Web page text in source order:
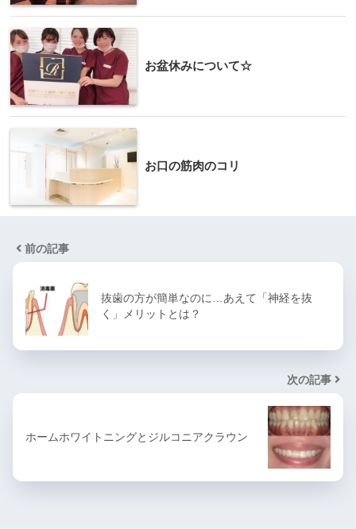
お盆休みについて☆
お口の筋肉のコリ
前の記事
抜歯の方が簡単なのに…あえて「神経を抜
く」メリットとは？
次の記事
ホームホワイトニングとジルコニアクラウン